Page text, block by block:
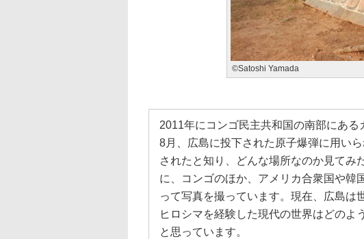
©Satoshi Yamada
2011年にコンゴ民主共和国の南部にあ
8月、広島に投下された原子爆弾に用い
されたと知り、どんな場所なのか見てみ
に、コンゴのほか、アメリカ合衆国や韓
って写真を撮っています。現在、広島は
ヒロシマを経験した現代の世界はどのよ
と思っています。